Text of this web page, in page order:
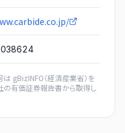
は gBizINFO（経済産業省）を
の有価証券報告書から取得し